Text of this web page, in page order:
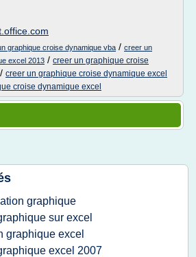
graphique croise dynamique vba / creer un
excel 2013 / creer un graphique croise
/ creer un graphique croise dynamique excel
croise dynamique excel
graphique
sur excel
graphique excel
excel 2007